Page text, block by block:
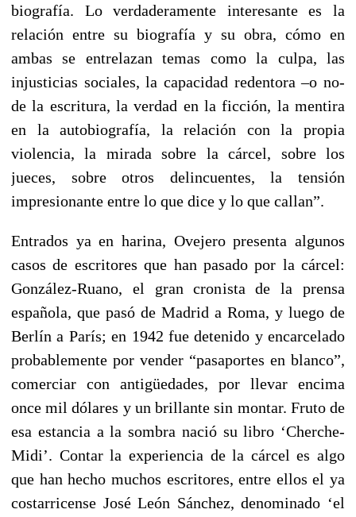
biografía. Lo verdaderamente interesante es la
relación entre su biografía y su obra, cómo en
ambas se entrelazan temas como la culpa, las
injusticias sociales, la capacidad redentora –o no-
de la escritura, la verdad en la ficción, la mentira
en la autobiografía, la relación con la propia
violencia, la mirada sobre la cárcel, sobre los
jueces, sobre otros delincuentes, la tensión
impresionante entre lo que dice y lo que callan”.
Entrados ya en harina, Ovejero presenta algunos
casos de escritores que han pasado por la cárcel:
González-Ruano, el gran cronista de la prensa
española, que pasó de Madrid a Roma, y luego de
Berlín a París; en 1942 fue detenido y encarcelado
probablemente por vender “pasaportes en blanco”,
comerciar con antigüedades, por llevar encima
once mil dólares y un brillante sin montar. Fruto de
esa estancia a la sombra nació su libro ‘Cherche-
Midi’. Contar la experiencia de la cárcel es algo
que han hecho muchos escritores, entre ellos el ya
costarricense José León Sánchez, denominado ‘el